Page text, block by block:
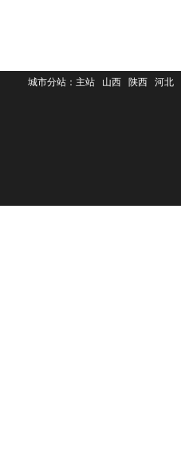
城市分站： 主站 山西 陕西 河北